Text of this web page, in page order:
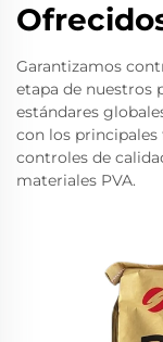
Garantizamos
etapa de nuestros
estándares
con los
controles de
materiales PVA.